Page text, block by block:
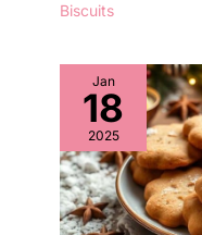
Biscuits
Jan
18
2025